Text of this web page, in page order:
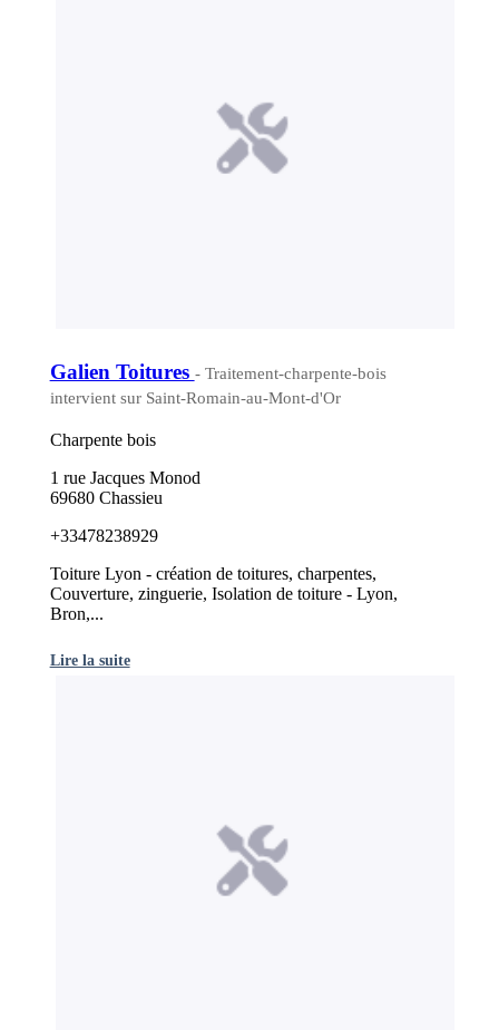
Galien Toitures - Traitement-charpente-bois
intervient sur Saint-Romain-au-Mont-d'Or
Charpente bois
1 rue Jacques Monod
69680 Chassieu
+33478238929
Toiture Lyon - création de toitures, charpentes,
Couverture, zinguerie, Isolation de toiture - Lyon,
Bron,...
Lire la suite